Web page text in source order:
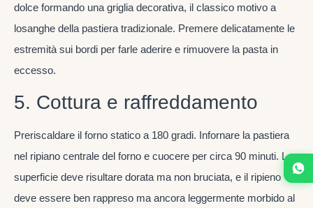
dolce formando una griglia decorativa, il classico motivo a
losanghe della pastiera tradizionale. Premere delicatamente le
estremità sui bordi per farle aderire e rimuovere la pasta in
eccesso.
5. Cottura e raffreddamento
Preriscaldare il forno statico a 180 gradi. Infornare la pastiera
nel ripiano centrale del forno e cuocere per circa 90 minuti. La
superficie deve risultare dorata ma non bruciata, e il ripieno
deve essere ben rappreso ma ancora leggermente morbido al